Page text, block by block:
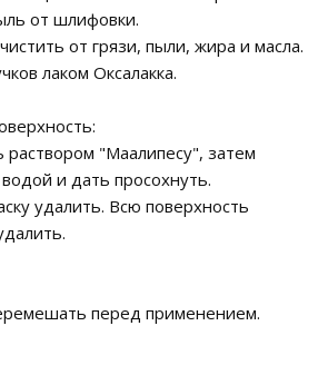
от шлифовки.
от грязи, пыли, жира и масла.
лаком Оксалакка.
"Маалипесу", затем
и дать просохнуть.
удалить. Всю поверхность
перед применением.